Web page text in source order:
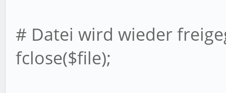
# Datei wird wieder
fclose($file);